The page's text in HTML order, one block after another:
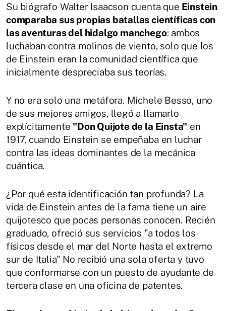
Su biógrafo Walter Isaacson cuenta que Einstein
comparaba sus propias batallas científicas con
las aventuras del hidalgo manchego: ambos
luchaban contra molinos de viento, solo que los
de Einstein eran la comunidad científica que
inicialmente despreciaba sus teorías.
Y no era solo una metáfora. Michele Besso, uno
de sus mejores amigos, llegó a llamarlo
explícitamente "Don Quijote de la Einsta" en
1917, cuando Einstein se empeñaba en luchar
contra las ideas dominantes de la mecánica
cuántica.
¿Por qué esta identificación tan profunda? La
vida de Einstein antes de la fama tiene un aire
quijotesco que pocas personas conocen. Recién
graduado, ofreció sus servicios "a todos los
físicos desde el mar del Norte hasta el extremo
sur de Italia" No recibió una sola oferta y tuvo
que conformarse con un puesto de ayudante de
tercera clase en una oficina de patentes.